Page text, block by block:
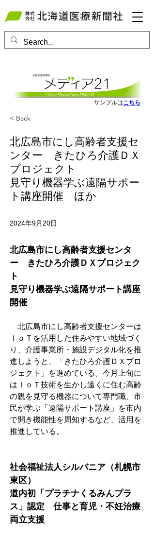
サンプルはこちら
< Back
北広島市にし高齢者支援セ
ンター きたひろ介護ＤＸ
プロジェクト
見守り機器学ぶ遠隔サポー
ト講座開催 ほか
2024年9月20日
北広島市にし高齢者支援センタ
ー　きたひろ介護ＤＸプロジェク
ト
見守り機器学ぶ遠隔サポート講座
開催
北広島市にし高齢者支援センターは
ＩｏＴを活用した住みやすい地域づく
り、介護事業所・施設デジタル化を推
進しようと、「きたひろ介護ＤＸプロ
ジェクト」を進めている。今月上旬に
はＩｏＴ技術を生かし遠くに住む高齢
の親を見守る機器について専門職、市
民が学ぶ「遠隔サポート講座」を市内
で開き機能性を周知するなど、活用を
推進している。
社会福祉法人シルバニア（札幌市
東区）
道内初「プラチナくるみんプラ
ス」認定　仕事と育児・不妊治療
両立支援